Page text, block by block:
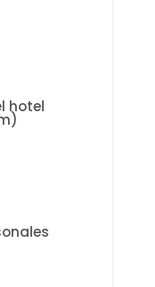
hotel